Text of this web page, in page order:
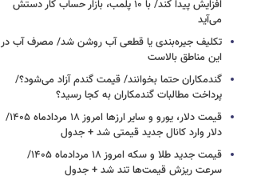
افزایش پیدا کند/ با ۱۰ پلمب، بازار حساب کار دستش
می‌آید
تکلیف جیره‌بندی یا قطعی آب روشن شد/ مصرف آب در
این مناطق بالاست
گندمکاران حتما بخوانند/ قیمت گندم آزاد می‌شود؟/
پرداخت مطالبات گندمکاران به کجا رسید؟
قیمت دلار، یورو و سایر ارزها امروز ۱۸ مردادماه ۱۴۰۵/
دلار وارد کانال جدید قیمتی شد + جدول
قیمت جدید طلا و سکه امروز ۱۸ مردادماه ۱۴۰۵/
سرعت ریزش قیمت‌ها تند شد + جدول